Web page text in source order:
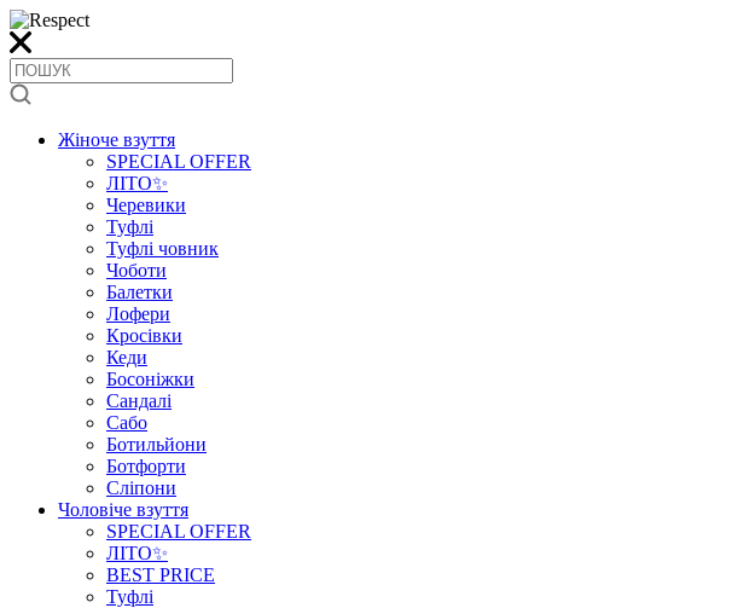
Жіноче взуття
SPECIAL OFFER
ЛІТО✨
Черевики
Туфлі
Туфлі човник
Чоботи
Балетки
Лофери
Кросівки
Кеди
Босоніжки
Сандалі
Сабо
Ботильйони
Ботфорти
Сліпони
Чоловіче взуття
SPECIAL OFFER
ЛІТО✨
BEST PRICE
Туфлі